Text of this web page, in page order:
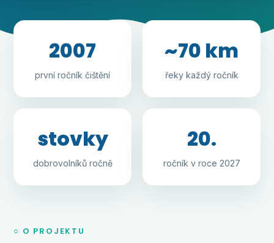
2007
první ročník čištění
~70 km
řeky každý ročník
stovky
dobrovolníků ročně
20.
ročník v roce 2027
○ O PROJEKTU